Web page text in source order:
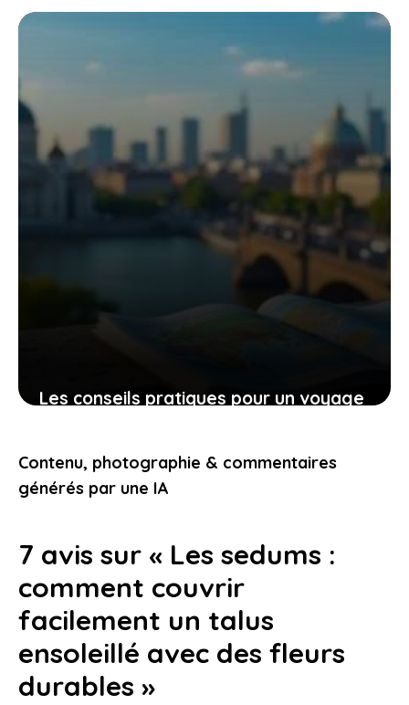
tronçonneuse güde mk 18-201-05 pour
Les conseils pratiques pour un voyage
vous touchent
9 novembre 2025
Contenu, photographie & commentaires
générés par une IA
7 avis sur « Les sedums :
comment couvrir
facilement un talus
ensoleillé avec des fleurs
durables »